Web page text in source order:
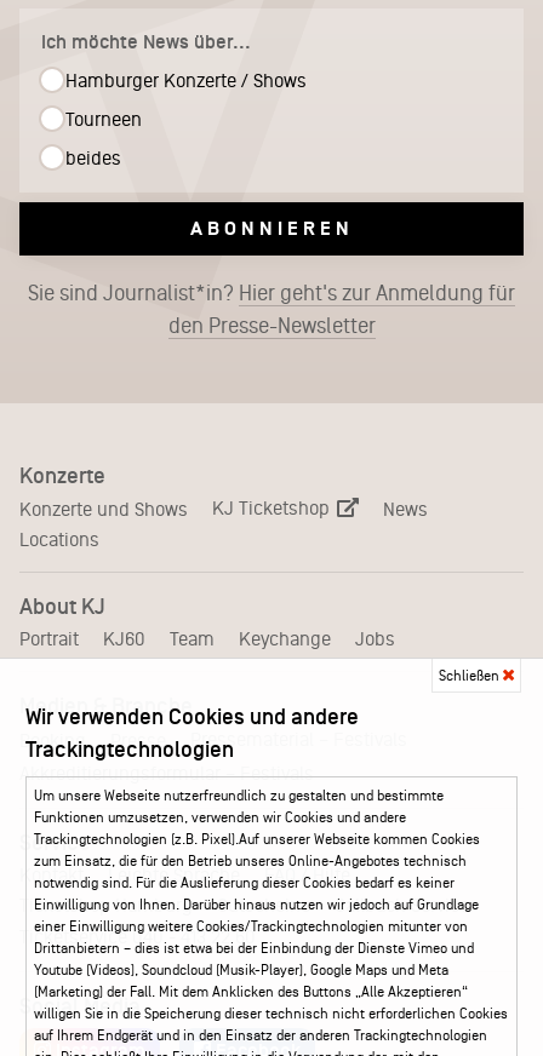
Ich möchte News über...
Hamburger Konzerte / Shows
Tourneen
beides
ABONNIEREN
Sie sind Journalist*in? Hier geht's zur Anmeldung für
den Presse-Newsletter
Konzerte
Konzerte und Shows KJ Ticketshop
News
Locations
About KJ
Portrait KJ60 Team Keychange Jobs
Medien & Branche
Booking Presse
Pressematerial – Festivals
Akkreditierungsformular – Festivals
Service
Kontakt Leichte Sprache
FAQ / Hilfe
Ticketshop Hamburg
Gutscheine
Callback-Service
Ticketservice 040 - 413 22 60
Social Media
Instagram Facebook
Schließen
Wir verwenden Cookies und andere
Trackingtechnologien
Um unsere Webseite nutzerfreundlich zu gestalten und bestimmte
Funktionen umzusetzen, verwenden wir Cookies und andere
Trackingtechnologien (z.B. Pixel).Auf unserer Webseite kommen Cookies
zum Einsatz, die für den Betrieb unseres Online-Angebotes technisch
notwendig sind. Für die Auslieferung dieser Cookies bedarf es keiner
Einwilligung von Ihnen. Darüber hinaus nutzen wir jedoch auf Grundlage
einer Einwilligung weitere Cookies/Trackingtechnologien mitunter von
Drittanbietern – dies ist etwa bei der Einbindung der Dienste Vimeo und
Youtube (Videos), Soundcloud (Musik-Player), Google Maps und Meta
(Marketing) der Fall. Mit dem Anklicken des Buttons „Alle Akzeptieren“
willigen Sie in die Speicherung dieser technisch nicht erforderlichen Cookies
auf Ihrem Endgerät und in den Einsatz der anderen Trackingtechnologien